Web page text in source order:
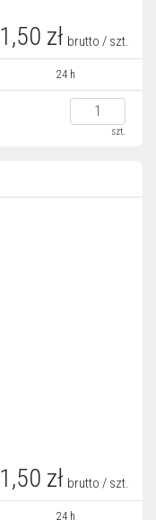
1,50 zł brutto / szt.
24 h
szt.
1,50 zł brutto / szt.
24 h